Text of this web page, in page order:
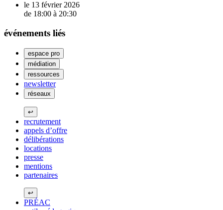
le 13 février 2026
de 18:00 à 20:30
événements liés
espace pro
médiation
ressources
newsletter
réseaux
↩
recrutement
appels d’offre
délibérations
locations
presse
mentions
partenaires
↩
PRÉAC